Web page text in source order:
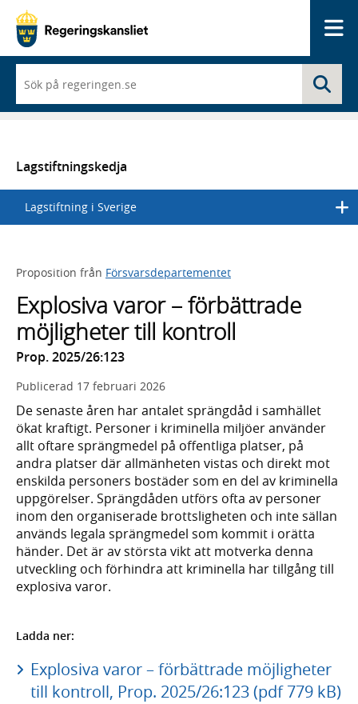
du
börjar
skriva
en
lista
med
sökförslag
Lagstiftningskedja
Lagstiftning i Sverige
Proposition från Försvarsdepartementet
Explosiva varor – förbättrade
möjligheter till kontroll
Prop. 2025/26:123
Publicerad 17 februari 2026
De senaste åren har antalet sprängdåd i samhället
ökat kraftigt. Personer i kriminella miljöer använder
allt oftare sprängmedel på offentliga platser, på
andra platser där allmänheten vistas och direkt mot
enskilda personers bostäder som en del av kriminella
uppgörelser. Sprängdåden utförs ofta av personer
inom den organiserade brottsligheten och inte sällan
används legala sprängmedel som kommit i orätta
händer. Det är av största vikt att motverka denna
utveckling och förhindra att kriminella har tillgång till
explosiva varor.
Ladda ner:
Explosiva varor – förbättrade möjligheter
till kontroll, Prop. 2025/26:123 (pdf 779 kB)